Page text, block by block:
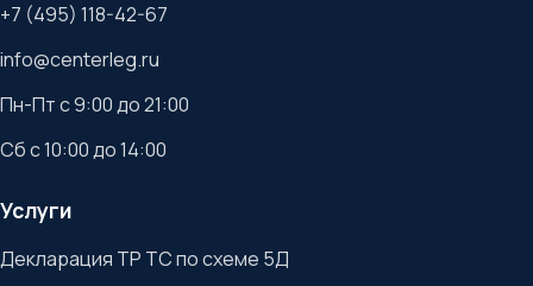
+7 (495) 118-42-67
info@centerleg.ru
Пн-Пт с 9:00 до 21:00
Сб с 10:00 до 14:00
Услуги
Декларация ТР ТС по схеме 5Д